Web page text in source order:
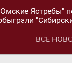
Ястребы"
ВСЕ